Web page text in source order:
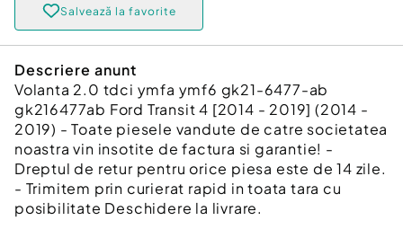
Salvează la favorite
Descriere anunt
Volanta 2.0 tdci ymfa ymf6 gk21-6477-ab
gk216477ab Ford Transit 4 [2014 - 2019] (2014 -
2019) - Toate piesele vandute de catre societatea
noastra vin insotite de factura si garantie! -
Dreptul de retur pentru orice piesa este de 14 zile.
- Trimitem prin curierat rapid in toata tara cu
posibilitate Deschidere la livrare.